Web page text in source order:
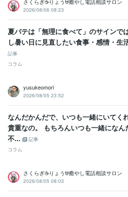
2026/08/06 08:23
夏バテは「無理に食べて」のサインで
し暑い日に見直したい食事・感情・生
記事
コラム
yusukeomori
2026/08/05 23:52
なんだかんだで、いつも一緒にいてく
貴重なの。 もちろんいつも一緒になん
不...
記事
コラム
さくらぎ☕りょう⛎癒やし電話相談サロン
2026/08/05 08:03